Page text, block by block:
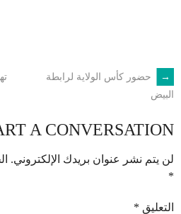
POST
NAVIGATION
←
حضور كأس الولاية لرابطة
البيض
A CONVERSATION
لن يتم نشر عنوان بريدك الإلكتروني.
*
التعليق *